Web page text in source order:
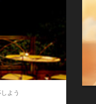
よう